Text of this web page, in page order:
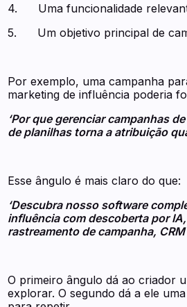
4. Uma funcionalidade
5. Um objetivo principal de
Por exemplo, uma campanha
marketing de influência poderia
‘Por que gerenciar campanhas
de planilhas torna a atribuição
Esse ângulo é mais claro do que:
‘Descubra nosso software
influência com descoberta por
rastreamento de campanha,
O primeiro ângulo dá ao criador
explorar. O segundo dá a ele